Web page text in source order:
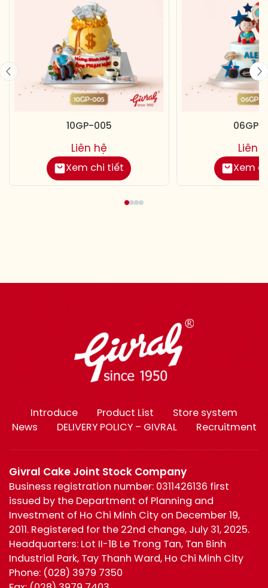
10GP-005
Xem chi tiết
Liên hệ
06GP-
Xem
Liên
Introduce Product List
Store system
News
DELIVERY POLICY – GIVRAL Recruitment
Givral Cake Joint Stock Company
Business registration number: 0311426136 first
issued by the Department of Planning and
Investment of Ho Chi Minh City on December 19,
2011. Registered for the 22nd change, July 31, 2025.
Headquarters: Lot II-1B Le Trong Tan, Tan Binh
Industrial Park, Tay Thanh Ward, Ho Chi Minh City
Phone: (028) 3979 7350